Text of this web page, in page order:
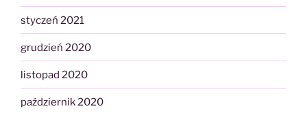
styczeń 2021
grudzień 2020
listopad 2020
październik 2020